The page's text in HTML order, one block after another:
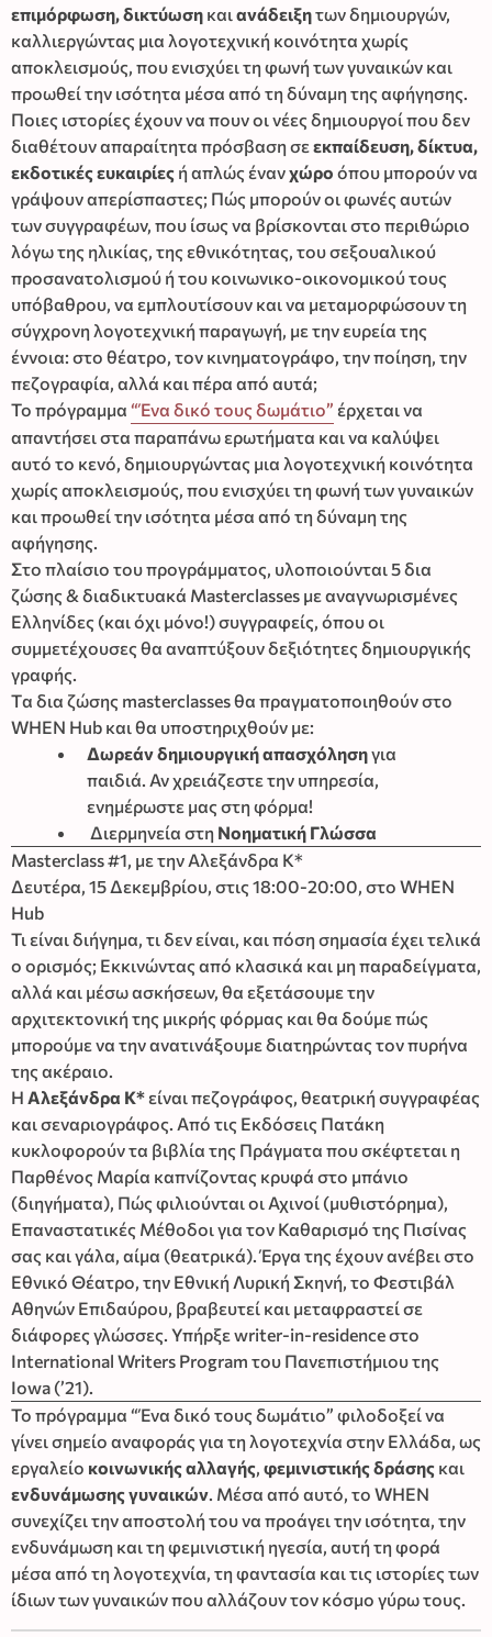
επιμόρφωση, δικτύωση καιανάδειξητων δημιουργών,
καλλιεργώντας μια λογοτεχνική κοινότητα χωρίς
αποκλεισμούς, που ενισχύει τη φωνή των γυναικών και
προωθεί την ισότητα μέσα από τη δύναμη της αφήγησης.
Ποιες ιστορίες έχουν να πουν οι νέες δημιουργοί που δεν
διαθέτουν απαραίτητα πρόσβαση σεεκπαίδευση, δίκτυα,
εκδοτικές ευκαιρίες ή απλώς ένανχώρο όπου μπορούν να
γράψουν απερίσπαστες; Πώς μπορούν οι φωνές αυτών
των συγγραφέων, που ίσως να βρίσκονται στο περιθώριο
λόγω της ηλικίας, της εθνικότητας, του σεξουαλικού
προσανατολισμού ή του κοινωνικο-οικονομικού τους
υπόβαθρου, να εμπλουτίσουν και να μεταμορφώσουν τη
σύγχρονη λογοτεχνική παραγωγή, με την ευρεία της
έννοια: στο θέατρο, τον κινηματογράφο, την ποίηση, την
πεζογραφία, αλλά και πέρα από αυτά;
Το πρόγραμμα “Ένα δικό τους δωμάτιο” έρχεται να
απαντήσει στα παραπάνω ερωτήματα και να καλύψει
αυτό το κενό, δημιουργώντας μια λογοτεχνική κοινότητα
χωρίς αποκλεισμούς, που ενισχύει τη φωνή των γυναικών
και προωθεί την ισότητα μέσα από τη δύναμη της
αφήγησης.
Στο πλαίσιο του προγράμματος, υλοποιούνται 5 δια
ζώσης & διαδικτυακά Masterclasses με αναγνωρισμένες
Ελληνίδες (και όχι μόνο!) συγγραφείς, όπου οι
συμμετέχουσες θα αναπτύξουν δεξιότητες δημιουργικής
γραφής.
Tα δια ζώσης masterclasses θα πραγματοποιηθούν στο
WHEN Hub και θα υποστηριχθούν με:
Δωρεάν δημιουργική απασχόλησηγια
παιδιά. Αν χρειάζεστε την υπηρεσία,
ενημέρωστε μας στη φόρμα!
Διερμηνεία στη Νοηματική Γλώσσα
Masterclass #1, με την Αλεξάνδρα Κ*
Δευτέρα, 15 Δεκεμβρίου, στις 18:00-20:00, στο WHEN
Hub
Τι είναι διήγημα, τι δεν είναι, και πόση σημασία έχει τελικά
ο ορισμός; Εκκινώντας από κλασικά και μη παραδείγματα,
αλλά και μέσω ασκήσεων, θα εξετάσουμε την
αρχιτεκτονική της μικρής φόρμας και θα δούμε πώς
μπορούμε να την ανατινάξουμε διατηρώντας τον πυρήνα
της ακέραιο.
Η Αλεξάνδρα Κ* είναι πεζογράφος, θεατρική συγγραφέας
και σεναριογράφος. Από τις Εκδόσεις Πατάκη
κυκλοφορούν τα βιβλία της Πράγματα που σκέφτεται η
Παρθένος Μαρία καπνίζοντας κρυφά στο μπάνιο
(διηγήματα), Πώς φιλιούνται οι Αχινοί (μυθιστόρημα),
Επαναστατικές Μέθοδοι για τον Καθαρισμό της Πισίνας
σας και γάλα, αίμα (θεατρικά). Έργα της έχουν ανέβει στο
Εθνικό Θέατρο, την Εθνική Λυρική Σκηνή, το Φεστιβάλ
Αθηνών Επιδαύρου, βραβευτεί και μεταφραστεί σε
διάφορες γλώσσες. Υπήρξε writer-in-residence στο
International Writers Program του Πανεπιστήμιου της
Iowa (’21).
Το πρόγραμμα “Ένα δικό τους δωμάτιο” φιλοδοξεί να
γίνει σημείο αναφοράς για τη λογοτεχνία στην Ελλάδα, ως
εργαλείο κοινωνικής αλλαγής, φεμινιστικής δράσης και
ενδυνάμωσης γυναικών. Μέσα από αυτό, το WHEN
συνεχίζει την αποστολή του να προάγει την ισότητα, την
ενδυνάμωση και τη φεμινιστική ηγεσία, αυτή τη φορά
μέσα από τη λογοτεχνία, τη φαντασία και τις ιστορίες των
ίδιων των γυναικών που αλλάζουν τον κόσμο γύρω τους.